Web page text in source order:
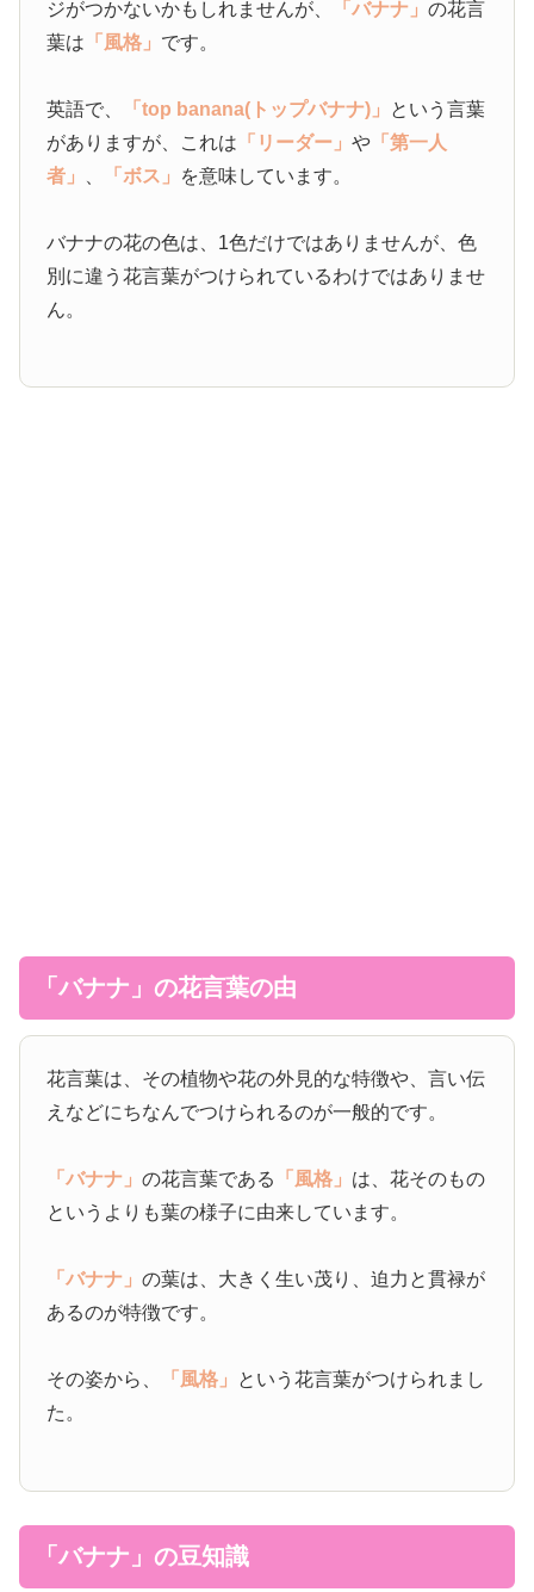
ジがつかないかもしれませんが、 「バナナ」の花言
葉は 「風格」 です。
英語で、 「top banana(トップバナナ)」 という言葉
がありますが、これは 「リーダー」や 「第一人
者」
「ボス」 を意味しています。
バナナの花の色は、1色だけではありませんが、色
別に違う花言葉がつけられているわけではありませ
ん。
「バナナ」の花言葉の由
花言葉は、その植物や花の外見的な特徴や、言い伝
えなどにちなんでつけられるのが一般的です。
「バナナ」の花言葉である 「風格」 は、花そのもの
というよりも葉の様子に由来しています。
「バナナ」の葉は、大きく生い茂り、迫力と貫禄が
あるのが特徴です。
その姿から、 「風格」 という花言葉がつけられまし
た。
「バナナ」の豆知識